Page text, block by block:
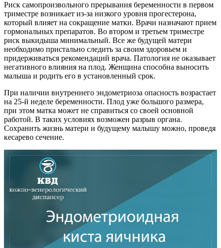
Риск самопроизвольного прерывания беременности в первом
триместре возникает из-за низкого уровня прогестерона,
который влияет на сокращение матки. Врачи назначают прием
гормональных препаратов. Во втором и третьем триместре
риск выкидыша минимальный. Все же будущей матери
необходимо пристально следить за своим здоровьем и
придерживаться рекомендаций врача. Патология не оказывает
негативного влияния на плод. Женщина способна выносить
малыша и родить его в установленный срок.
При наличии внутреннего эндометриоза опасность возрастает
на 25-й неделе беременности. Плод уже большого размера,
при этом матка может не справиться со своей основной
работой. В таких условиях возможен разрыв органа.
Сохранить жизнь матери и будущему малышу можно, проведя
кесарево сечение.